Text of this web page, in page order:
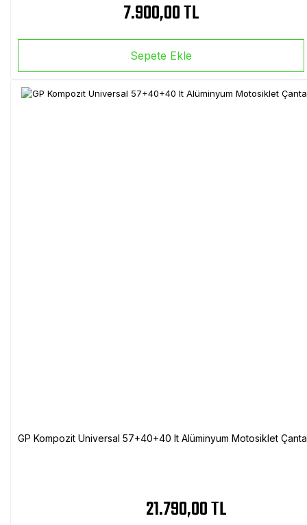
7.900,00 TL
Sepete Ekle
GP Kompozit Universal 57+40+40 lt Alüminyum Motosiklet
21.790,00 TL